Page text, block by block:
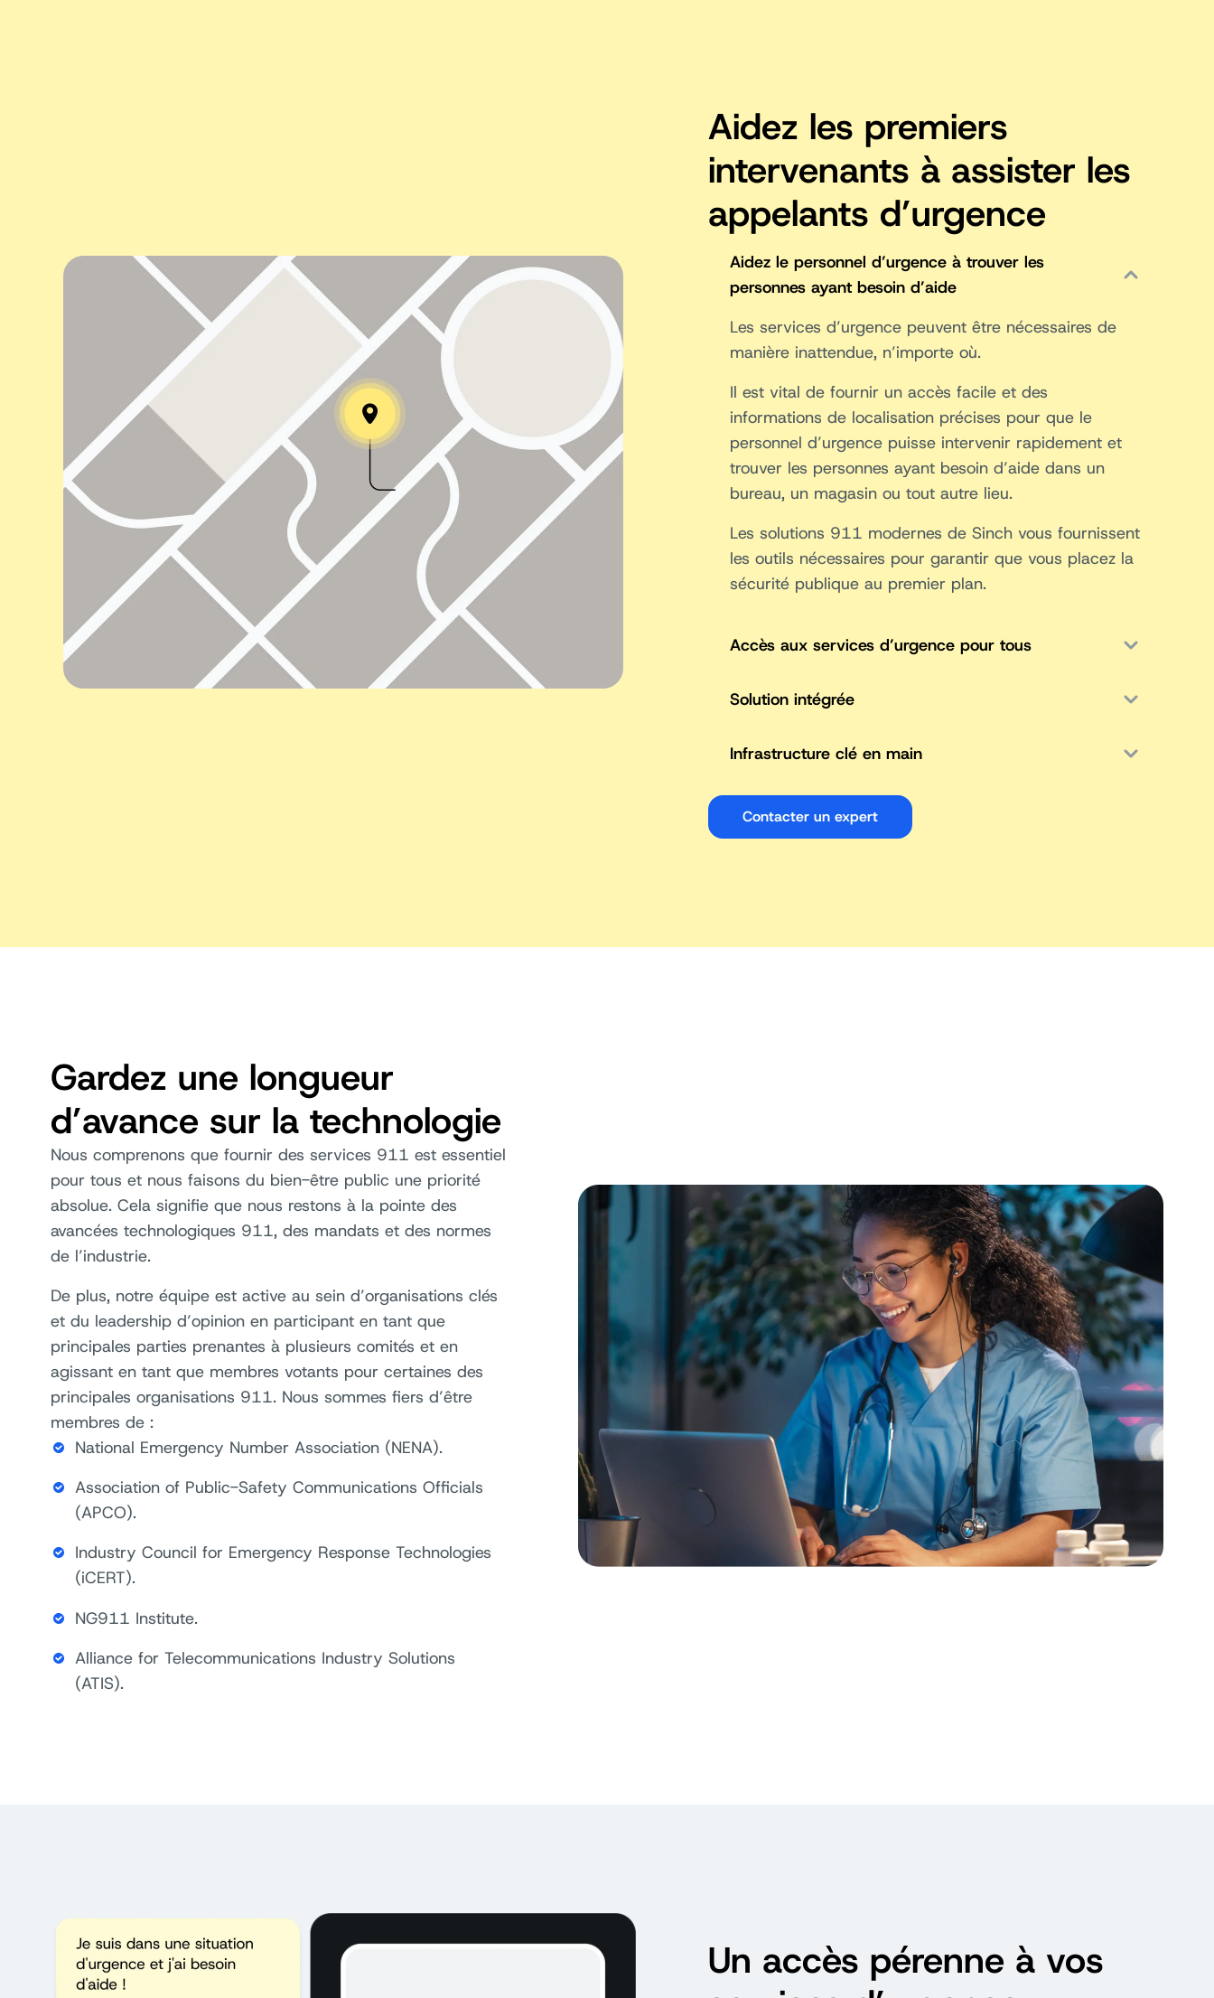
Aidez les premiers
intervenants à assister les
appelants d’urgence
Aidez le personnel d’urgence à trouver les
personnes ayant besoin d’aide
Les services d’urgence peuvent être nécessaires de
manière inattendue, n’importe où.
Il est vital de fournir un accès facile et des
informations de localisation précises pour que le
personnel d’urgence puisse intervenir rapidement et
trouver les personnes ayant besoin d’aide dans un
bureau, un magasin ou tout autre lieu.
Les solutions 911 modernes de Sinch vous fournissent
les outils nécessaires pour garantir que vous placez la
sécurité publique au premier plan.
Accès aux services d’urgence pour tous
Solution intégrée
Infrastructure clé en main
Contacter un expert
Gardez une longueur
d’avance sur la technologie
Nous comprenons que fournir des services 911 est essentiel
pour tous et nous faisons du bien-être public une priorité
absolue. Cela signifie que nous restons à la pointe des
avancées technologiques 911, des mandats et des normes
de l’industrie.
De plus, notre équipe est active au sein d’organisations clés
et du leadership d’opinion en participant en tant que
principales parties prenantes à plusieurs comités et en
agissant en tant que membres votants pour certaines des
principales organisations 911. Nous sommes fiers d’être
membres de :
National Emergency Number Association (NENA).
Association of Public-Safety Communications Officials
(APCO).
Industry Council for Emergency Response Technologies
(iCERT).
NG911 Institute.
Alliance for Telecommunications Industry Solutions
(ATIS).
Un accès pérenne à vos